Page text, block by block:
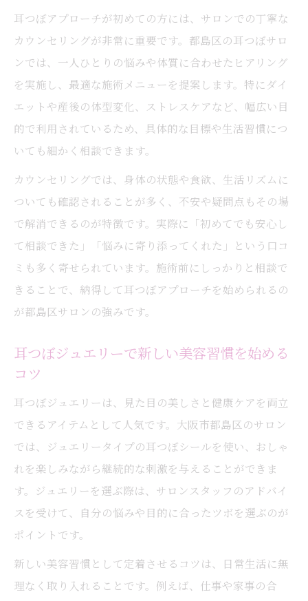
気になる肩こり悩みも耳つぼで解消へ
耳つぼで肩こり緩和を目指す新しいアプロ
ーチ
耳つぼ施術が肩や首の不調に届く理由
耳つぼマッサージの効果的な受け方と注意
点
ストレスによる肩こりも耳つぼでリフレッ
シュ
都島区で評判の耳つぼ肩こりメソッドとは
耳つぼジュエリーが叶える美と癒やしの毎日
耳つぼジュエリーが美しさを引き出す理由
耳つぼジュエリーで癒やしのセルフケア時
耳つぼで日常に輝きをプラスするポイント
耳つぼ施術によるリバウンド防止サポート
耳つぼ施術でリバウンドを防ぐメカニズム
耳つぼアプローチと食事指導の活用法
耳つぼが続く理由とリバウンド対策の要点
都島区で選ばれる耳つぼリバウンドサポー
耳つぼアプローチが初めての方には、サロンでの丁寧な
カウンセリングが非常に重要です。都島区の耳つぼサロ
ンでは、一人ひとりの悩みや体質に合わせたヒアリング
を実施し、最適な施術メニューを提案します。特にダイ
エットや産後の体型変化、ストレスケアなど、幅広い目
的で利用されているため、具体的な目標や生活習慣につ
いても細かく相談できます。
カウンセリングでは、身体の状態や食欲、生活リズムに
ついても確認されることが多く、不安や疑問点もその場
で解消できるのが特徴です。実際に「初めてでも安心し
て相談できた」「悩みに寄り添ってくれた」という口コ
ミも多く寄せられています。施術前にしっかりと相談で
きることで、納得して耳つぼアプローチを始められるの
が都島区サロンの強みです。
耳つぼジュエリーで新しい美容習慣を始める
コツ
耳つぼジュエリーは、見た目の美しさと健康ケアを両立
できるアイテムとして人気です。大阪市都島区のサロン
では、ジュエリータイプの耳つぼシールを使い、おしゃ
れを楽しみながら継続的な刺激を与えることができま
す。ジュエリーを選ぶ際は、サロンスタッフのアドバイ
スを受けて、自分の悩みや目的に合ったツボを選ぶのが
ポイントです。
新しい美容習慣として定着させるコツは、日常生活に無
理なく取り入れることです。例えば、仕事や家事の合